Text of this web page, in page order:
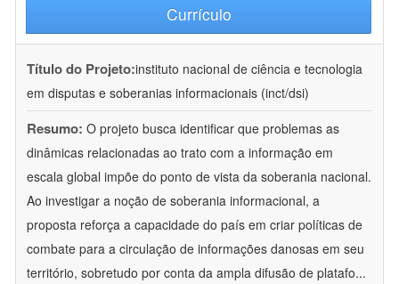
Currículo
Título do Projeto:instituto nacional de ciência e tecnologia
em disputas e soberanias informacionais (inct/dsi)
Resumo: O projeto busca identificar que problemas as
dinâmicas relacionadas ao trato com a informação em
escala global impõe do ponto de vista da soberania nacional.
Ao investigar a noção de soberania informacional, a
proposta reforça a capacidade do país em criar políticas de
combate para a circulação de informações danosas em seu
território, sobretudo por conta da ampla difusão de platafo...